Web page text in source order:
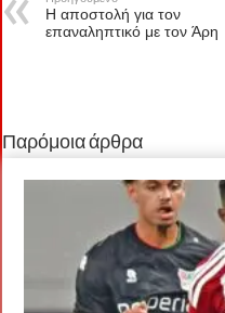
Η αποστολή για τον
επαναληπτικό με τον Άρη
Παρόμοια άρθρα